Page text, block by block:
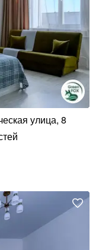
улица, 8